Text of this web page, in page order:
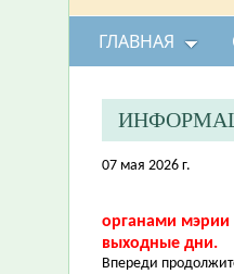
ГЛАВНАЯ
07 мая 2026 г.
органами мэрии
выходные дни.
Впереди